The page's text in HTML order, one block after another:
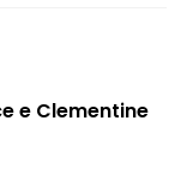
e Clementine